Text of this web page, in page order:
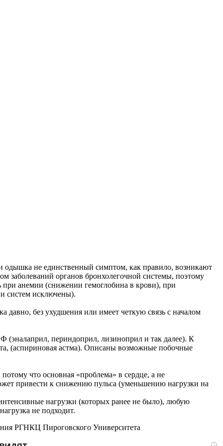
не единственный симптом, как правило, возникают
заболеваний органов бронхолегочной системы, поэтому
анемии (снижении гемоглобина в крови), при
систем исключены).
без ухудшения или имеет четкую связь с началом
периндоприл, лизиноприл и так далее). К
(аспириновая астма). Описаны возможные побочные
что основная «проблема» в сердце, а не
привести к снижению пульса (уменьшению нагрузки на
нагрузки (которых ранее не было), любую
не подходит.
РГНКЦ Пироговского Университета